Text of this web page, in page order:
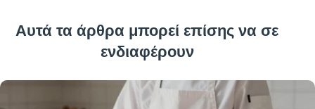
Αυτά τα άρθρα μπορεί επίσης να σε
ενδιαφέρουν